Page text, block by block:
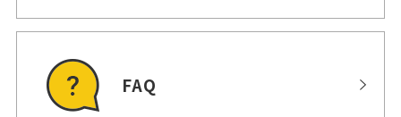
FAQ